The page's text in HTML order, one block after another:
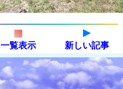
一覧表示 新しい記事